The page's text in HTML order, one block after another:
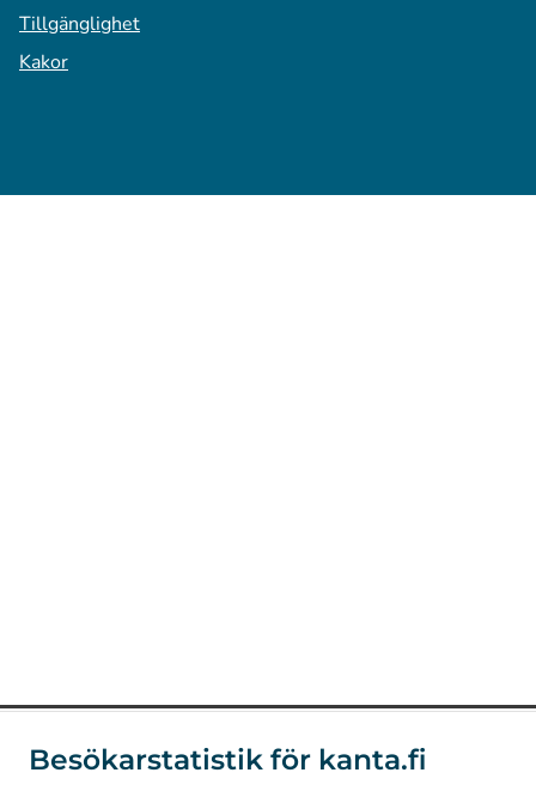
Besökarstatistik för kanta.fi
Tillgänglighet
Kakor